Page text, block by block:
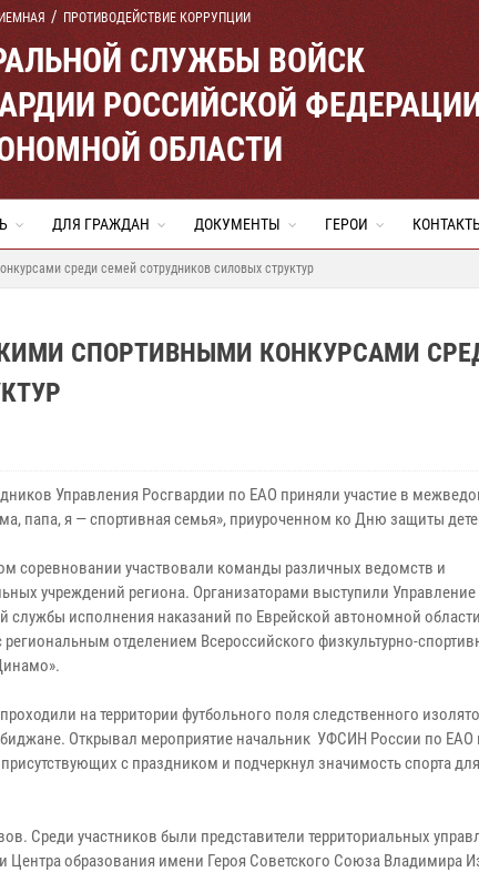
ПРОТИВОДЕЙСТВИЕ КОРРУПЦИИ
СЛУЖБЫ ВОЙСК
РОССИЙСКОЙ
ОБЛАСТИ
ДЛЯ ГРАЖДАН ДОКУМЕНТЫ ГЕРОИ
среди семей сотрудников силовых структур
СПОРТИВНЫМИ КОНКУРСАМИ
Управления Росгвардии по ЕАО приняли участие в
папа, я — спортивная семья», приуроченном ко Дню защиты
соревновании участвовали команды различных ведомств и
учреждений региона. Организаторами выступили Управление
службы исполнения наказаний по Еврейской автономной области
отделением Всероссийского физкультурно-
на территории футбольного поля следственного
Открывал мероприятие начальник УФСИН России по ЕАО
с праздником и подчеркнул значимость спорта для
Среди участников были представители территориальных
образования имени Героя Советского Союза Владимира